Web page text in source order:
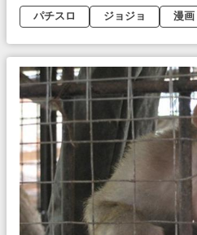
パチスロ
ジョジョ 漫画